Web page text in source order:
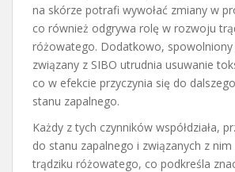
na skórze potrafi wywołać zmiany w
co również odgrywa rolę w rozwoju
różowatego. Dodatkowo,
związany z SIBO utrudnia usuwanie
co w efekcie przyczynia się do
stanu zapalnego.
Każdy z tych czynników współdziała,
do stanu zapalnego i związanych z
trądziku różowatego, co podkreśla